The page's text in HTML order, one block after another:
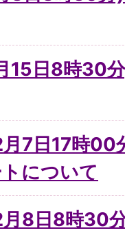
15日8時30
月7日17時
について
月8日8時30